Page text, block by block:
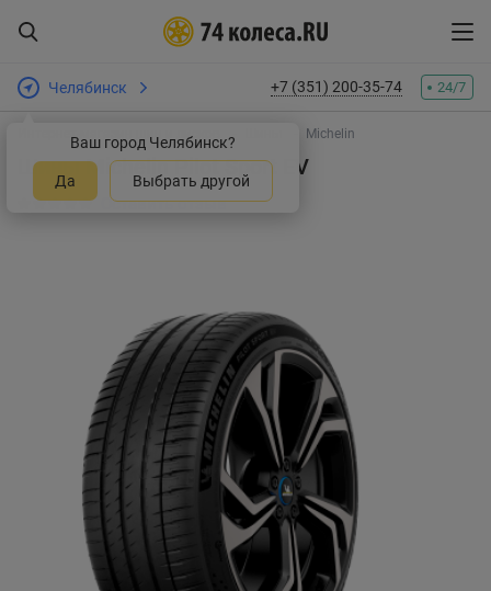
Челябинск
Ваш город Челябинск?
Да Выбрать другой
+7 (351) 200-35-74 24/7
Интернет-магазин шин и дисков Michelin
Шины Michelin Pilot Sport EV
Оставить отзыв